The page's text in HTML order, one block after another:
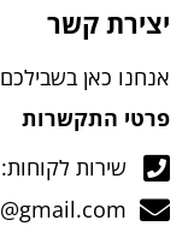
יצירת קשר
אנחנו כאן
פרטי התקשרות
שירות לקוחות: 08-